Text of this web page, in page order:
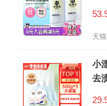
天猫
小
去